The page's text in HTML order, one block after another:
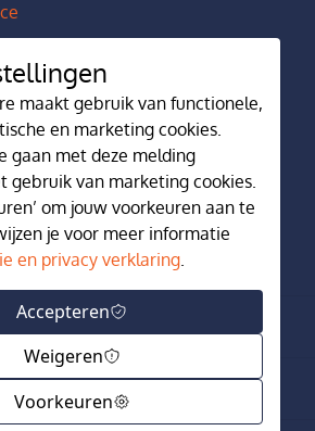
Privacy en cookiebeleid
maakt gebruik van functionele,
en marketing cookies.
gaan met deze melding
gebruik van marketing cookies.
om jouw voorkeuren aan te
je voor meer informatie
en privacy verklaring.
Accepteren
Weigeren
Voorkeuren